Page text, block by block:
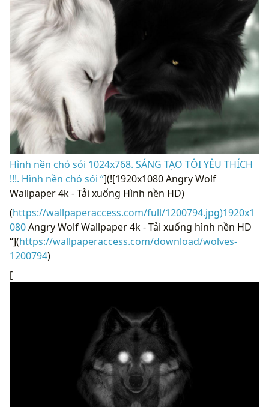
Hình nền chó sói 1024x768. SÁNG TẠO TÔI YÊU THÍCH
!!!. Hình nền chó sói “](![1920x1080 Angry Wolf
Wallpaper 4k - Tải xuống Hình nền HD)
(https://wallpaperaccess.com/full/1200794.jpg)1920x1
080Angry Wolf Wallpaper 4k - Tải xuống hình nền HD
“](https://wallpaperaccess.com/download/wolves-
1200794)
[